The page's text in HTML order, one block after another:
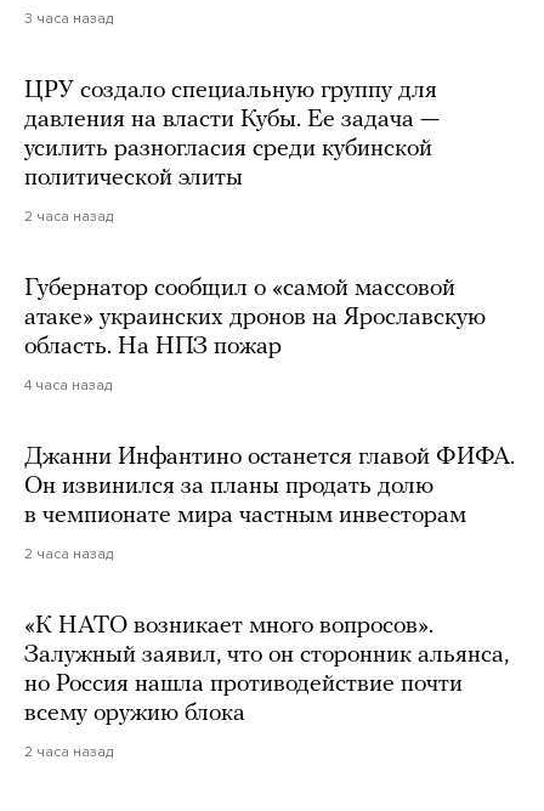
3 часа назад
ЦРУ создало специальную группу для
давления на власти Кубы. Ее задача —
усилить разногласия среди кубинской
политической элиты
2 часа назад
Губернатор сообщил о «самой массовой
атаке» украинских дронов на Ярославскую
область. На НПЗ пожар
4 часа назад
Джанни Инфантино останется главой ФИФА.
Он извинился за планы продать долю
в чемпионате мира частным инвесторам
2 часа назад
«К НАТО возникает много вопросов».
Залужный заявил, что он сторонник альянса,
но Россия нашла противодействие почти
всему оружию блока
2 часа назад